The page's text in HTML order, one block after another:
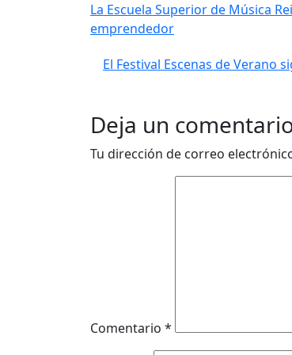
La Escuela Superior de Música
emprendedor
El Festival Escenas de
Deja un
Tu dirección de correo
Comentario *